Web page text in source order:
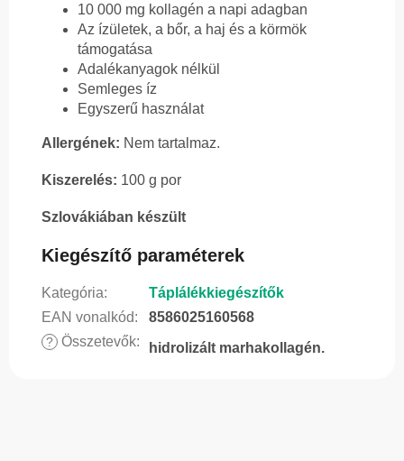
10 000 mg kollagén a napi adagban
Az ízületek, a bőr, a haj és a körmök
támogatása
Adalékanyagok nélkül
Semleges íz
Egyszerű használat
Allergének: Nem tartalmaz.
Kiszerelés: 100 g por
Szlovákiában készült
Kiegészítő paraméterek
Kategória:
Táplálékkiegészítők
EAN vonalkód: 8586025160568
? Összetevők: hidrolizált marhakollagén.